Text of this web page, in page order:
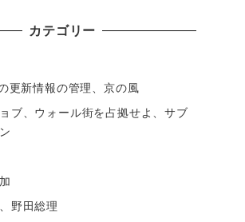
カテゴリー
更新情報の管理、京の風
ブ、ウォール街を占拠せよ、サブ
野田総理